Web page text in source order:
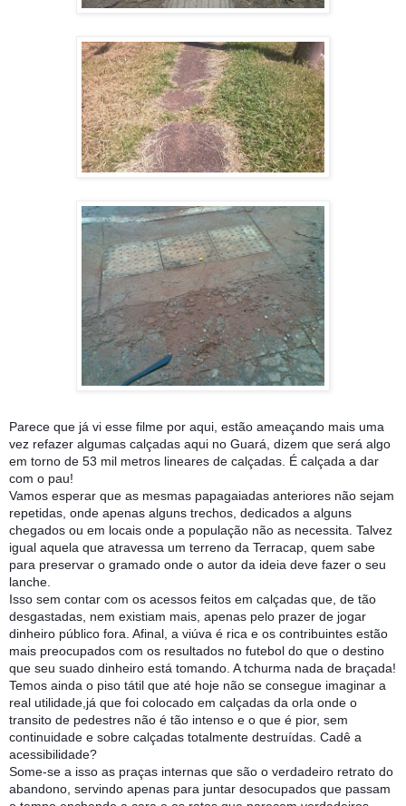
Parece que já vi esse filme por aqui, estão ameaçando mais uma
vez refazer algumas calçadas aqui no Guará, dizem que será algo
em torno de 53 mil metros lineares de calçadas. É calçada a dar
com o pau!
Vamos esperar que as mesmas papagaiadas anteriores não sejam
repetidas, onde apenas alguns trechos, dedicados a alguns
chegados ou em locais onde a população não as necessita. Talvez
igual aquela que atravessa um terreno da Terracap, quem sabe
para preservar o gramado onde o autor da ideia deve fazer o seu
lanche.
Isso sem contar com os acessos feitos em calçadas que, de tão
desgastadas, nem existiam mais, apenas pelo prazer de jogar
dinheiro público fora. Afinal, a viúva é rica e os contribuintes estão
mais preocupados com os resultados no futebol do que o destino
que seu suado dinheiro está tomando. A tchurma nada de braçada!
Temos ainda o piso tátil que até hoje não se consegue imaginar a
real utilidade,já que foi colocado em calçadas da orla onde o
transito de pedestres não é tão intenso e o que é pior, sem
continuidade e sobre calçadas totalmente destruídas. Cadê a
acessibilidade?
Some-se a isso as praças internas que são o verdadeiro retrato do
abandono, servindo apenas para juntar desocupados que passam